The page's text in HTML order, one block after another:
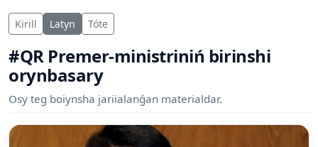
Kirill Latyn Tóte
#QR Premer-ministriniń birinshi
orynbasary
Osy teg boiynsha jariialanǵan materialdar.